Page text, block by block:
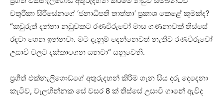
චතුරිකා සිරිසේනගේ ‘ජනාධිපති තාත්තා‘ ප්‍රකාශ කෙළේ කුමක්ද?
“කවුරුත් දන්නා නඩුවකට රණවිරුවෝ මාස ගණනාවක් තිස්සේ
රඳවා ගෙන ඉන්නවා. මට දැනුම් දෙන්නෙවත් නැතිව රණවිරුවෝ
උසාවි වලට දක්කාගෙන යනවා“ යනුවෙනි.
ප්‍රගීත් එක්නැලිගොඩගේ අතුරුදහන් කිරීම ගැන සිය දරු දෙදෙනා
කැටිව, වැලහින්නක සේ වසර 8 ක් තිස්සේ උසාවි ගානේ ඇවිද